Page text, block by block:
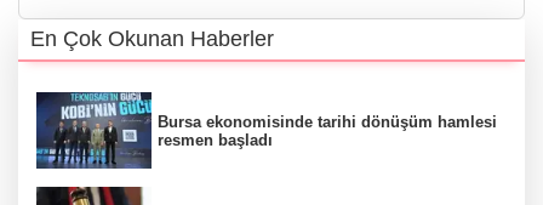
En Çok Okunan Haberler
Bursa ekonomisinde tarihi dönüşüm hamlesi
resmen başladı